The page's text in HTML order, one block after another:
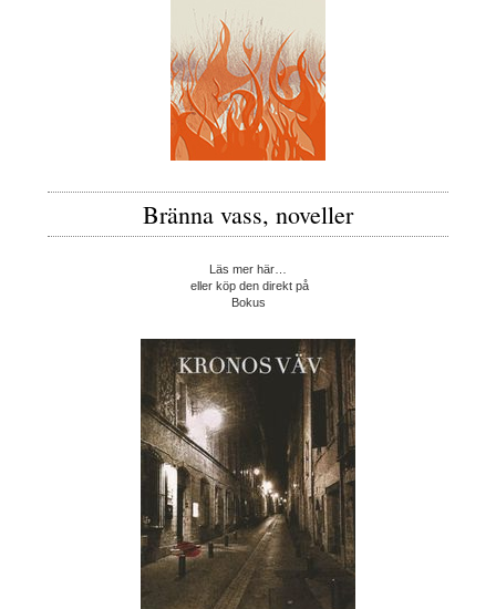
Bränna vass, noveller
Läs mer här…
eller köp den direkt på
Bokus